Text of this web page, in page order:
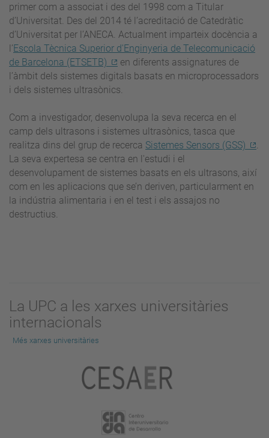
primer com a associat i des del 1998 com a Titular
d’Universitat. Des del 2014 té l’acreditació de Catedràtic
d’Universitat per l’ANECA. Actualment imparteix docència a
l’Escola Tècnica Superior d'Enginyeria de Telecomunicació
de Barcelona (ETSETB)
en diferents assignatures de
l’àmbit dels sistemes digitals basats en microprocessadors
i dels sistemes ultrasònics.
Com a investigador, desenvolupa la seva recerca en el
camp dels ultrasons i sistemes ultrasònics, tasca que
realitza dins del grup de recerca Sistemes Sensors (GSS)
.
La seva expertesa se centra en l'estudi i el
desenvolupament de sistemes basats en els ultrasons, així
com en les aplicacions que se’n deriven, particularment en
la indústria alimentaria i en el test i els assajos no
destructius.
La UPC a les xarxes universitàries
internacionals
Més xarxes universitàries